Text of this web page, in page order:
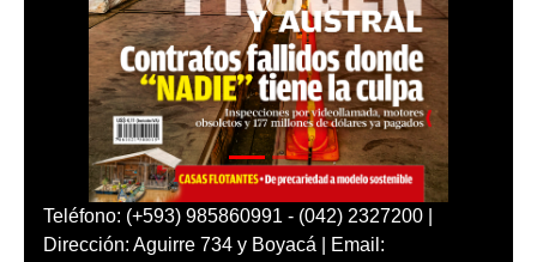
Teléfono: (+593) 985860991 - (042) 2327200 |
Dirección: Aguirre 734 y Boyacá | Email: